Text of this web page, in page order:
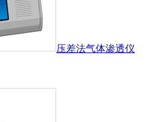
压差法气体渗透仪